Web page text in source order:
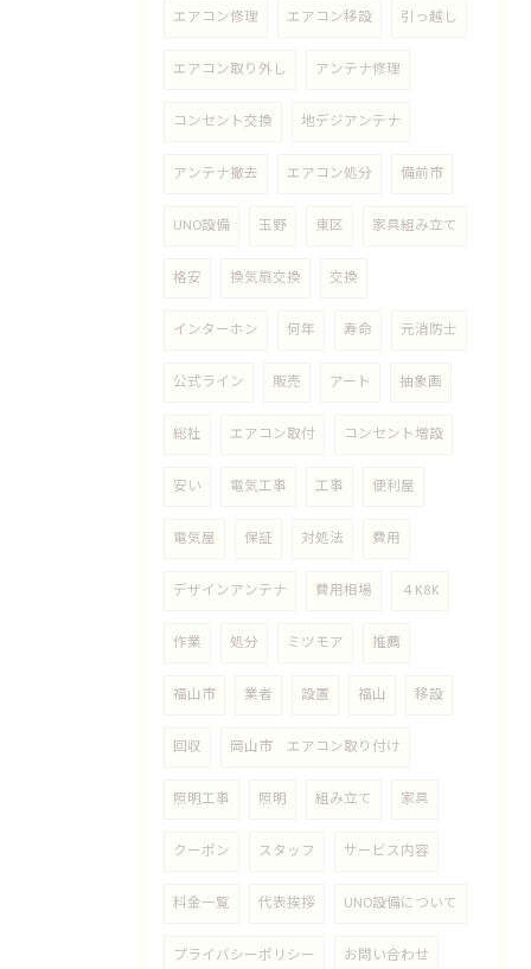
エアコン修理 エアコン移設 引っ越し
エアコン取り外し アンテナ修理
コンセント交換 地デジアンテナ
アンテナ撤去 エアコン処分 備前市
UNO設備 玉野 東区 家具組み立て
格安 換気扇交換 交換
インターホン 何年 寿命 元消防士
公式ライン 販売 アート 抽象画
総社 エアコン取付 コンセント増設
安い 電気工事 工事 便利屋
電気屋 保証 対処法 費用
デザインアンテナ 費用相場 ４K8K
作業 処分 ミツモア 推薦
福山市 業者 設置 福山 移設
回収 岡山市 エアコン取り付け
照明工事 照明 組み立て 家具
クーポン スタッフ サービス内容
料金一覧 代表挨拶 UNO設備について
プライバシーポリシー お問い合わせ